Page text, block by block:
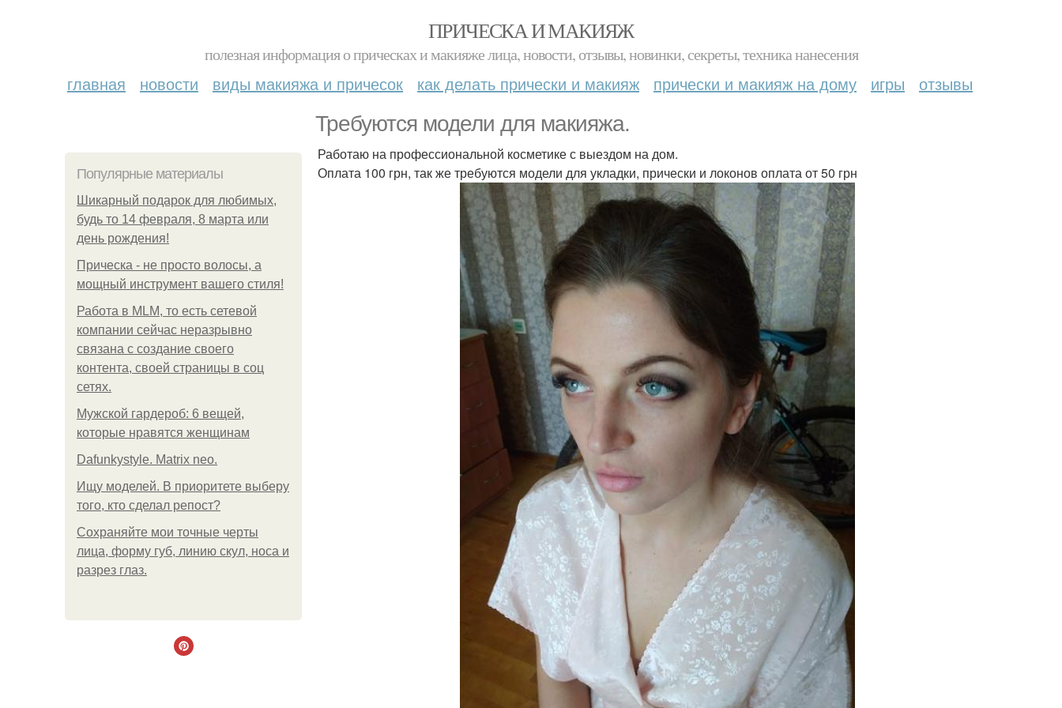
ПРИЧЕСКА И МАКИЯЖ
полезная информация о прическах и макияже лица, новости, отзывы, новинки, секреты, техника нанесения
главная новости виды макияжа и причесок как делать прически и макияж прически и макияж на дому игры отзывы
Требуются модели для макияжа.
Популярные материалы
Шикарный подарок для любимых,
будь то 14 февраля, 8 марта или
день рождения!
Прическа - не просто волосы, а
мощный инструмент вашего стиля!
Работа в MLM, то есть сетевой
компании сейчас неразрывно
связана с создание своего
контента, своей страницы в соц
сетях.
Мужской гардероб: 6 вещей,
которые нравятся женщинам
Dafunkystyle. Matrix neo.
Ищу моделей. В приоритете выберу
того, кто сделал репост?
Сохраняйте мои точные черты
лица, форму губ, линию скул, носа и
разрез глаз.
Работаю на профессиональной косметике с выездом на дом.
Оплата 100 грн, так же требуются модели для укладки, прически и локонов оплата от 50 грн